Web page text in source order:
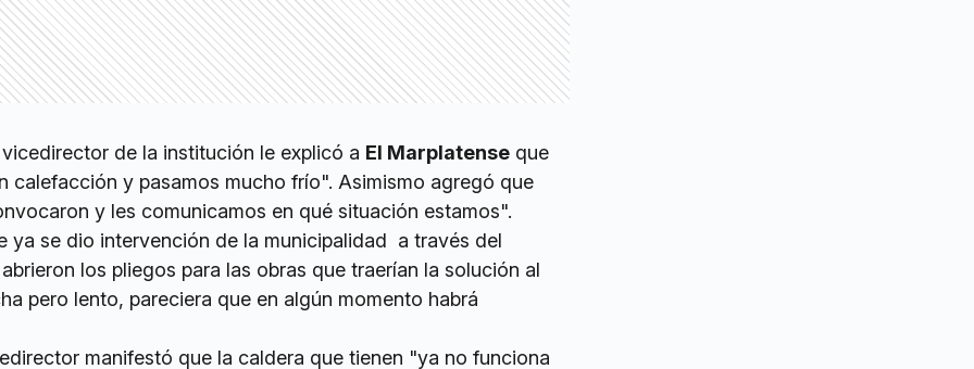
de la institución le explicó a El Marplatense que
calefacción y pasamos mucho frío". Asimismo agregó que
y les comunicamos en qué situación estamos".
ya se dio intervención de la municipalidad a través del
los pliegos para las obras que traerían la solución al
pero lento, pareciera que en algún momento habrá
manifestó que la caldera que tienen "ya no funciona